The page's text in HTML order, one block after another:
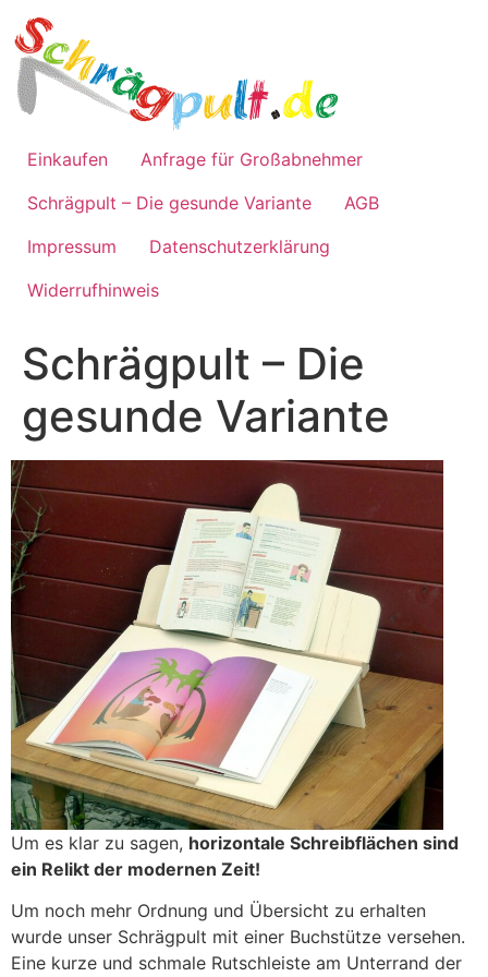
Inhalt
springen
Einkaufen
Anfrage für Großabnehmer
Schrägpult – Die gesunde Variante
AGB
Impressum
Datenschutzerklärung
Widerrufhinweis
Schrägpult – Die
gesunde Variante
Um es klar zu sagen, horizontale Schreibflächen sind
ein Relikt der modernen Zeit!
Um noch mehr Ordnung und Übersicht zu erhalten
wurde unser Schrägpult mit einer Buchstütze versehen.
Eine kurze und schmale Rutschleiste am Unterrand der